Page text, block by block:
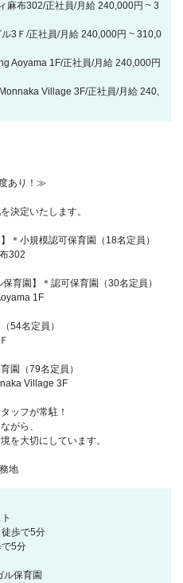
麻布302/正社員/月給 240,000円 ~ 3
3Ｆ/正社員/月給 240,000円 ~ 310,0
Aoyama 1F/正社員/月給 240,000円
Village 3F/正社員/月給 240,
あり！≫
決定いたします。
＊小規模認可保育園（18名定員）
302
育園】＊認可保育園（30名定員）
1F
54名定員）
園（79名定員）
Village 3F
ッフが常駐！
がら、
を大切にしています。
地
徒歩で5分
で5分
ル保育園